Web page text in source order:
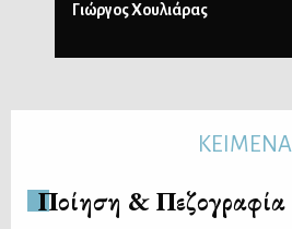
Γιώργος Χουλιάρας
ΚΕΙΜΕΝΑ
Ποίηση & Πεζογραφία